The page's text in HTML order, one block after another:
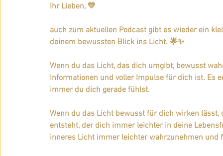
Dein Wirken und deine Wirkung
Ihr Lieben, 💛
auch zum aktuellen Podcast gibt es wieder ein
deinem bewussten Blick ins Licht. 🌟✨
Wenn du das Licht, das dich umgibt, bewusst
Informationen und voller Impulse für dich ist. Es
immer du dich gerade fühlst.
Wenn du das Licht bewusst für dich wirken
entsteht, der dich immer leichter in deine
inneres Licht immer leichter wahrzunehmen und